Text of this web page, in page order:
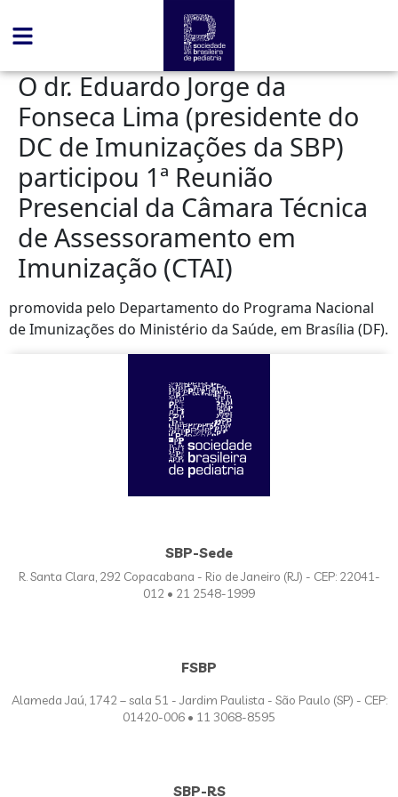
O dr. Eduardo Jorge da
Fonseca Lima (presidente do
DC de Imunizações da SBP)
participou 1ª Reunião
Presencial da Câmara Técnica
de Assessoramento em
Imunização (CTAI)
promovida pelo Departamento do Programa Nacional
de Imunizações do Ministério da Saúde, em Brasília (DF).
SBP-Sede
R. Santa Clara, 292 Copacabana - Rio de Janeiro (RJ) - CEP: 22041-
012 • 21 2548-1999
FSBP
Alameda Jaú, 1742 – sala 51 - Jardim Paulista - São Paulo (SP) - CEP:
01420-006 • 11 3068-8595
SBP-RS